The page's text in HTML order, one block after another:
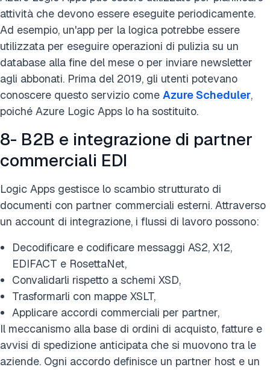
attività che devono essere eseguite periodicamente.
Ad esempio, un'app per la logica potrebbe essere
utilizzata per eseguire operazioni di pulizia su un
database alla fine del mese o per inviare newsletter
agli abbonati. Prima del 2019, gli utenti potevano
conoscere questo servizio come Azure Scheduler,
poiché Azure Logic Apps lo ha sostituito.
8- B2B e integrazione di partner
commerciali EDI
Logic Apps gestisce lo scambio strutturato di
documenti con partner commerciali esterni. Attraverso
un account di integrazione, i flussi di lavoro possono:
Decodificare e codificare messaggi AS2, X12,
EDIFACT e RosettaNet,
Convalidarli rispetto a schemi XSD,
Trasformarli con mappe XSLT,
Applicare accordi commerciali per partner,
Il meccanismo alla base di ordini di acquisto, fatture e
avvisi di spedizione anticipata che si muovono tra le
aziende. Ogni accordo definisce un partner host e un